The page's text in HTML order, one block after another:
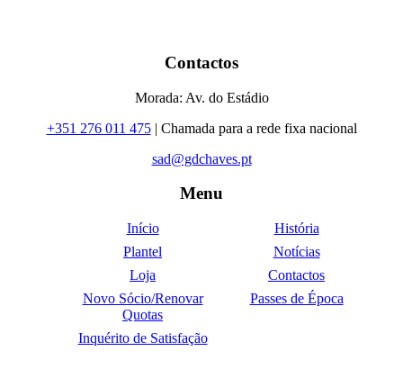
Contactos
Morada: Av. do Estádio
+351 276 011 475| Chamada para a rede fixa nacional
sad@gdchaves.pt
Menu
Início
História
Plantel
Notícias
Loja
Contactos
Novo Sócio/Renovar
Quotas
Passes de Época
Inquérito de Satisfação